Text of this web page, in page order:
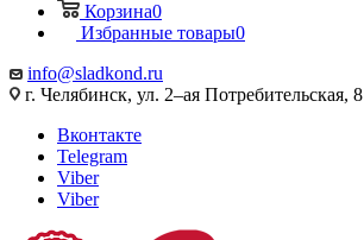
Корзина0
Избранные товары0
info@sladkond.ru
г. Челябинск, ул. 2–ая Потребительская, 8
Вконтакте
Telegram
Viber
Viber